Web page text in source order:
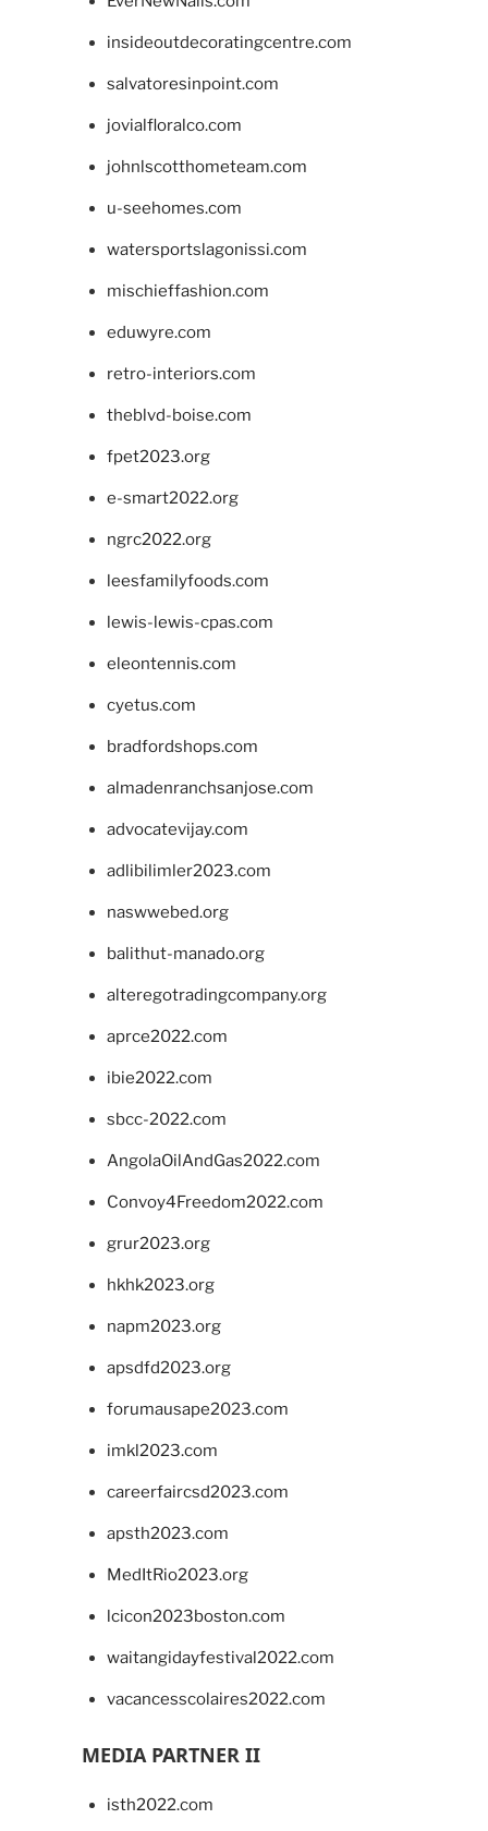
insideoutdecoratingcentre.com
salvatoresinpoint.com
jovialfloralco.com
johnlscotthometeam.com
u-seehomes.com
watersportslagonissi.com
mischieffashion.com
eduwyre.com
retro-interiors.com
theblvd-boise.com
fpet2023.org
e-smart2022.org
ngrc2022.org
leesfamilyfoods.com
lewis-lewis-cpas.com
eleontennis.com
cyetus.com
bradfordshops.com
almadenranchsanjose.com
advocatevijay.com
adlibilimler2023.com
naswwebed.org
balithut-manado.org
alteregotradingcompany.org
aprce2022.com
ibie2022.com
sbcc-2022.com
AngolaOilAndGas2022.com
Convoy4Freedom2022.com
grur2023.org
hkhk2023.org
napm2023.org
apsdfd2023.org
forumausape2023.com
imkl2023.com
careerfaircsd2023.com
apsth2023.com
MedItRio2023.org
lcicon2023boston.com
waitangidayfestival2022.com
vacancesscolaires2022.com
MEDIA PARTNER II
isth2022.com